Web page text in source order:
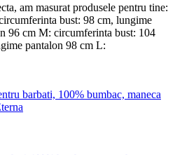
am masurat produsele pentru tine:
bust: 98 cm, lungime
96 cm M: circumferinta bust: 104
pantalon 98 cm L: